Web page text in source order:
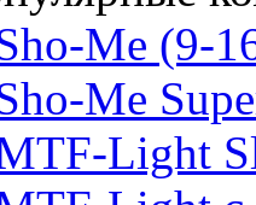
Me (9-
Me
Light